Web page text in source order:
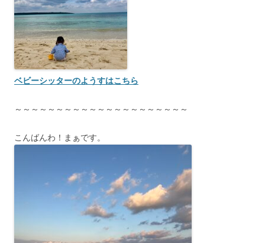
ベビーシッターのようすはこちら
～～～～～～～～～～～～～～～～～～～～～
こんばんわ！まぁです。